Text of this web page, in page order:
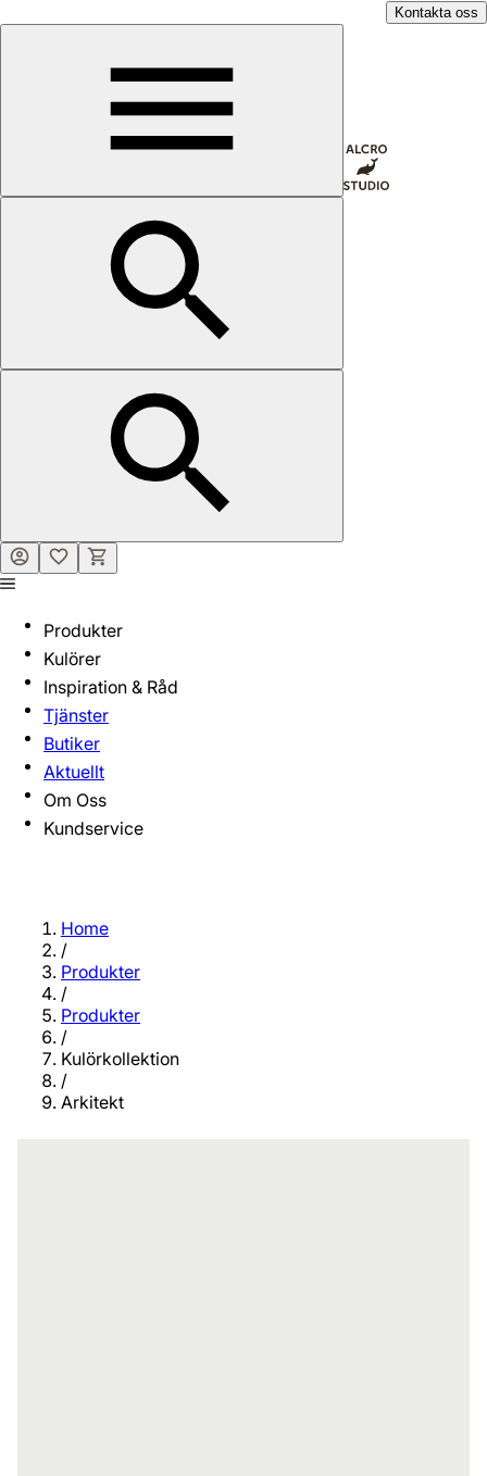
Kontakta oss
Produkter
Kulörer
Inspiration & Råd
Tjänster
Butiker
Aktuellt
Om Oss
Kundservice
Home
/
Produkter
/
Produkter
/
Kulörkollektion
/
Arkitekt